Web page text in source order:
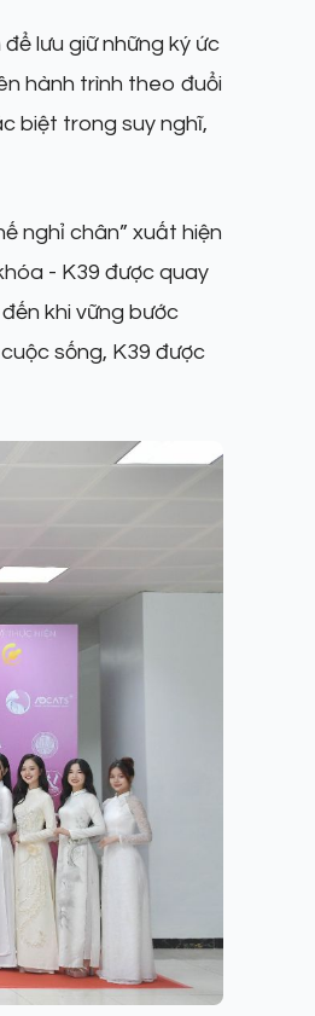
lưu giữ những ký ức
hành trình theo đuổi
biệt trong suy nghĩ,
nghỉ chân” xuất hiện
- K39 được quay
khi vững bước
sống, K39 được